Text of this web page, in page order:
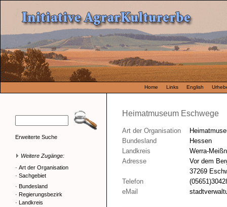
Home Links English
Erweiterte Suche
Weitere Zugänge:
· Art der Organisation
· Sachgebiet
· Bundesland
· Regierungsbezirk
· Landkreis
Heimatmuseum Eschwege
Art der Organisation
Bundesland
Hessen
Landkreis
Werra-
Adresse
Vor dem
37269
Telefon
eMail